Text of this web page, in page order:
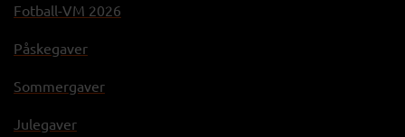
Fotball-VM 2026
Påskegaver
Sommergaver
Julegaver